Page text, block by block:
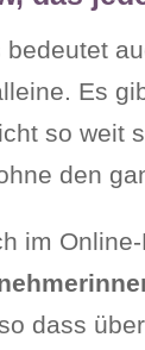
bedeutet
Es
so weit
den
im
dass